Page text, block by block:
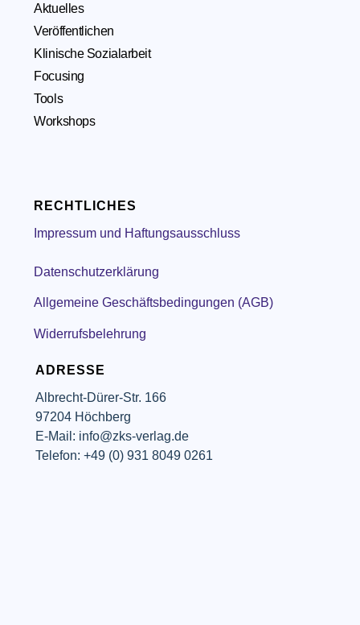
ADRESSE
Albrecht-Dürer-Str. 166
97204 Höchberg
E-Mail: info@zks-verlag.de
Telefon: +49 (0) 931 8049 0261
RECHTLICHES
Impressum und Haftungsausschluss
Datenschutzerklärung
Allgemeine Geschäftsbedingungen (AGB)
Widerrufsbelehrung
Aktuelles
Veröffentlichen
Klinische Sozialarbeit
Focusing
Tools
Workshops